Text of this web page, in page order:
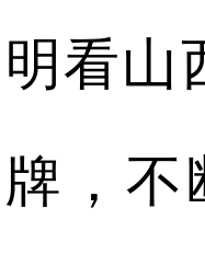
明看山
牌，不